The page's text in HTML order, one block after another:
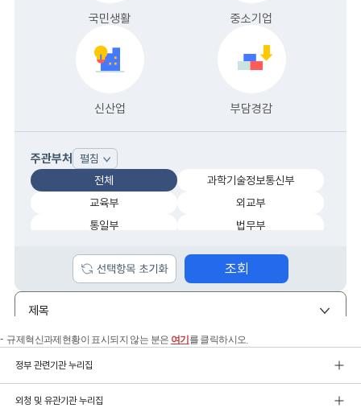
규제혁신과제현황이 표시되지 않는 분은 여기 를 클릭하시오.
정부 관련기관 누리집
외청 및 유관기관 누리집